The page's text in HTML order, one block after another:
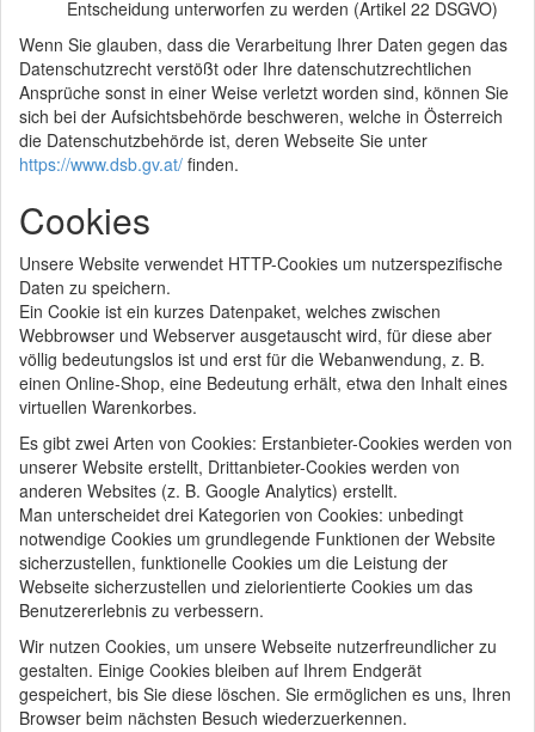
Entscheidung unterworfen zu werden (Artikel 22 DSGVO)
Wenn Sie glauben, dass die Verarbeitung Ihrer Daten gegen das
Datenschutzrecht verstößt oder Ihre datenschutzrechtlichen
Ansprüche sonst in einer Weise verletzt worden sind, können Sie
sich bei der Aufsichtsbehörde beschweren, welche in Österreich
die Datenschutzbehörde ist, deren Webseite Sie unter
https://www.dsb.gv.at/ finden.
Cookies
Unsere Website verwendet HTTP-Cookies um nutzerspezifische
Daten zu speichern.
Ein Cookie ist ein kurzes Datenpaket, welches zwischen
Webbrowser und Webserver ausgetauscht wird, für diese aber
völlig bedeutungslos ist und erst für die Webanwendung, z. B.
einen Online-Shop, eine Bedeutung erhält, etwa den Inhalt eines
virtuellen Warenkorbes.
Es gibt zwei Arten von Cookies: Erstanbieter-Cookies werden von
unserer Website erstellt, Drittanbieter-Cookies werden von
anderen Websites (z. B. Google Analytics) erstellt.
Man unterscheidet drei Kategorien von Cookies: unbedingt
notwendige Cookies um grundlegende Funktionen der Website
sicherzustellen, funktionelle Cookies um die Leistung der
Webseite sicherzustellen und zielorientierte Cookies um das
Benutzererlebnis zu verbessern.
Wir nutzen Cookies, um unsere Webseite nutzerfreundlicher zu
gestalten. Einige Cookies bleiben auf Ihrem Endgerät
gespeichert, bis Sie diese löschen. Sie ermöglichen es uns, Ihren
Browser beim nächsten Besuch wiederzuerkennen.